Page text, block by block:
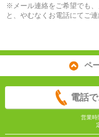
※メール連絡をご希望でも
と、やむなくお電話にてご
ペ
電話
営業時